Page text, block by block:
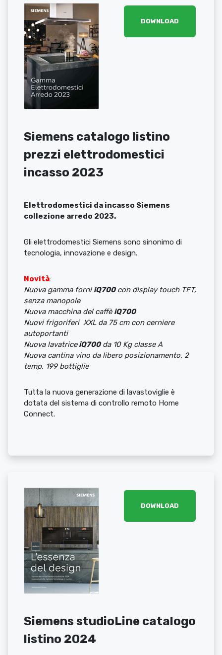
DOWNLOAD
Siemens catalogo listino
prezzi elettrodomestici
incasso 2023
Elettrodomestici da incasso Siemens
collezione arredo 2023.
Gli elettrodomestici Siemens sono sinonimo di
tecnologia, innovazione e design.
Novità:
Nuova gamma forniiQ700con display touch TFT,
senza manopole
Nuova macchina del caffè iQ700
Nuovi frigoriferi XXL da 75 cm con cerniere
autoportanti
Nuova lavatriceiQ700da 10 Kg classe A
Nuova cantina vino da libero posizionamento, 2
temp, 199 bottiglie
Tutta la nuova generazione di lavastoviglie è
dotata del sistema di controllo remoto Home
Connect.
DOWNLOAD
Siemens studioLine catalogo
listino 2024